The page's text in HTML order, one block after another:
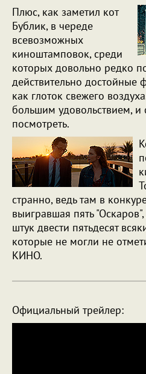
Плюс, как заметил кот
Бублик, в череде
всевозможных
киноштамповок, среди
которых довольно редко
действительно достойные
как глоток свежего
большим удовольствием, и
посмотреть.
странно, ведь там в
выигравшая пять
штук двести пятьдесят
которые не могли не
КИНО.
Официальный трейлер: